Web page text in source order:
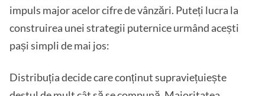
impuls major acelor cifre de vânzări. Puteți lucra la
construirea unei strategii puternice urmând acești
pași simpli de mai jos:
Distribuția decide care conținut supraviețuiește